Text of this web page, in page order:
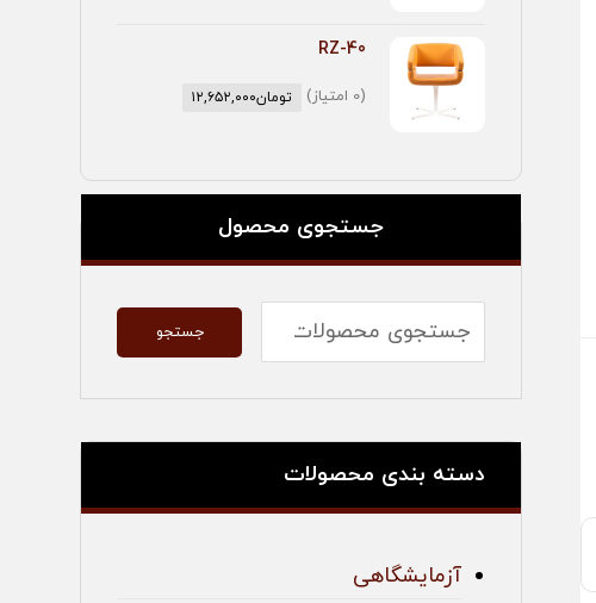
RZ-40
(0 امتیاز) تومان۱۲,۶۵۲,۰۰۰
جستجوی محصول
جستجو
دسته بندی محصولات
آزمایشگاهی